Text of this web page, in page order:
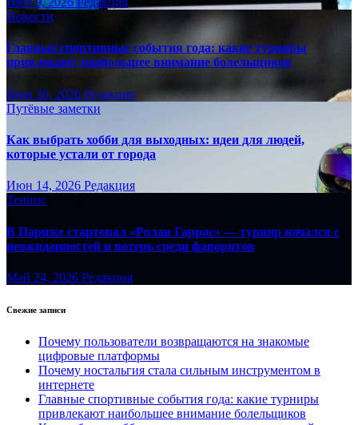
Новости
Главные спортивные события года: какие турниры
привлекают наибольшее внимание болельщиков
Июн 30, 2026 Редакция
Путёвые заметки
Как выбрать хобби для выходных: идеи для людей,
которые устали от города
Июн 14, 2026 Редакция
Теннис
В Париже стартовал «Ролан Гаррос» — турнир начался с
неожиданностей и потерь среди фаворитов
Май 24, 2026 Редакция
Свежие записи
Почему пользователи возвращаются на знакомые
цифровые платформы
Почему ностальгия стала сильным инструментом в
интернете
Главные спортивные события года: какие турниры
привлекают наибольшее внимание болельщиков